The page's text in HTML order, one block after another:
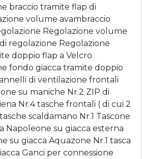
braccio tramite flap di
volume avambraccio
Regolazione volume
regolazione Regolazione
doppio flap a Velcro
fondo giacca tramite doppio
di ventilazione frontali
su maniche Nr.2 ZIP di
Nr.4 tasche frontali ( di cui 2
scaldamano Nr.1 Tascone
Napoleone su giacca esterna
su giacca Aquazone Nr.1 tasca
Ganci per connessione